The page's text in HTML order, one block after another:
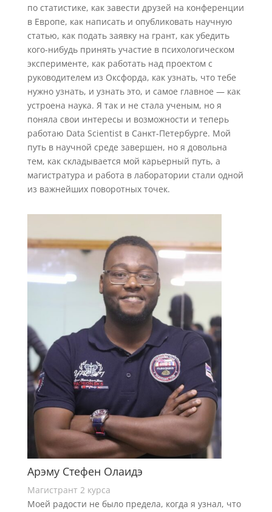
по статистике, как завести друзей на конференции
в Европе, как написать и опубликовать научную
статью, как подать заявку на грант, как убедить
кого-нибудь принять участие в психологическом
эксперименте, как работать над проектом с
руководителем из Оксфорда, как узнать, что тебе
нужно узнать, и узнать это, и самое главное — как
устроена наука. Я так и не стала ученым, но я
поняла свои интересы и возможности и теперь
работаю Data Scientist в Санкт-Петербурге. Мой
путь в научной среде завершен, но я довольна
тем, как складывается мой карьерный путь, а
магистратура и работа в лаборатории стали одной
из важнейших поворотных точек.
Арэму Стефен Олаидэ
Магистрант 2 курса
Моей радости не было предела, когда я узнал, что